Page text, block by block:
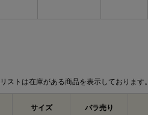
トは在庫がある商品を表示しております。
サイズ バラ売り